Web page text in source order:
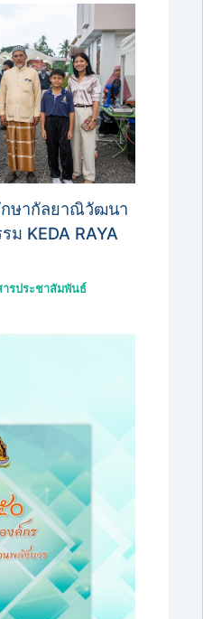
ษากัลยาณิวัฒนา
KEDA RAYA
ารประชาสัมพันธ์